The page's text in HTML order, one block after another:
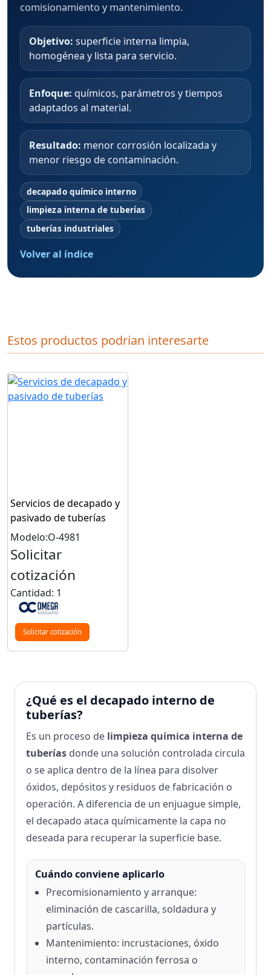
comisionamiento y mantenimiento.
Objetivo: superficie interna limpia,
homogénea y lista para servicio.
Enfoque: químicos, parámetros y tiempos
adaptados al material.
Resultado: menor corrosión localizada y
menor riesgo de contaminación.
decapado químico interno
limpieza interna de tuberías
tuberías industriales
Volver al índice
Estos productos podrian interesarte
Servicios de decapado y
pasivado de tuberías
Modelo:O-4981
Solicitar
cotización
Cantidad: 1
Solicitar cotización
¿Qué es el decapado interno de
tuberías?
Es un proceso de limpieza química interna de
tuberías donde una solución controlada circula
o se aplica dentro de la línea para disolver
óxidos, depósitos y residuos de fabricación o
operación. A diferencia de un enjuague simple,
el decapado ataca químicamente la capa no
deseada para recuperar la superficie base.
Cuándo conviene aplicarlo
Precomisionamiento y arranque:
eliminación de cascarilla, soldadura y
partículas.
Mantenimiento: incrustaciones, óxido
interno, contaminación ferrosa o